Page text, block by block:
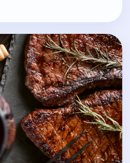
Но эти
сильно ударить по
как алкоголь*, так и
лучшие друзья нашего